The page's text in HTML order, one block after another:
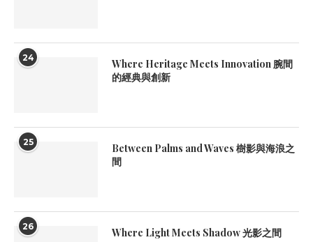
24
Where Heritage Meets Innovation 腕間
的經典與創新
25
Between Palms and Waves 樹影與海浪之
間
26 Where Light Meets Shadow 光影之間